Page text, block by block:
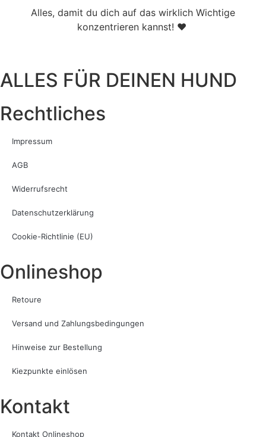
Alles, damit du dich auf das wirklich Wichtige
konzentrieren kannst! ♥
ALLES FÜR DEINEN HUND
Rechtliches
Impressum
AGB
Widerrufsrecht
Datenschutzerklärung
Cookie-Richtlinie (EU)
Onlineshop
Retoure
Versand und Zahlungsbedingungen
Hinweise zur Bestellung
Kiezpunkte einlösen
Kontakt​
Kontakt Onlineshop